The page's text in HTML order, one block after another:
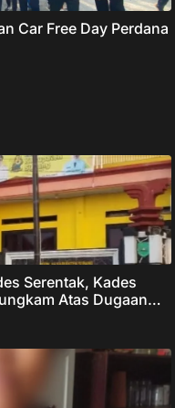
Car Free Day Perdana
Serentak, Kades
Atas Dugaan
Warganet